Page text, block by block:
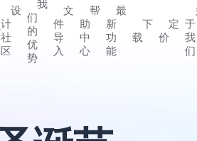
设
计
社
区
我
们
的
优
势
文
件
导
入
帮
助
中
心
最
新
功
能
下
载
定
价
于
我
们